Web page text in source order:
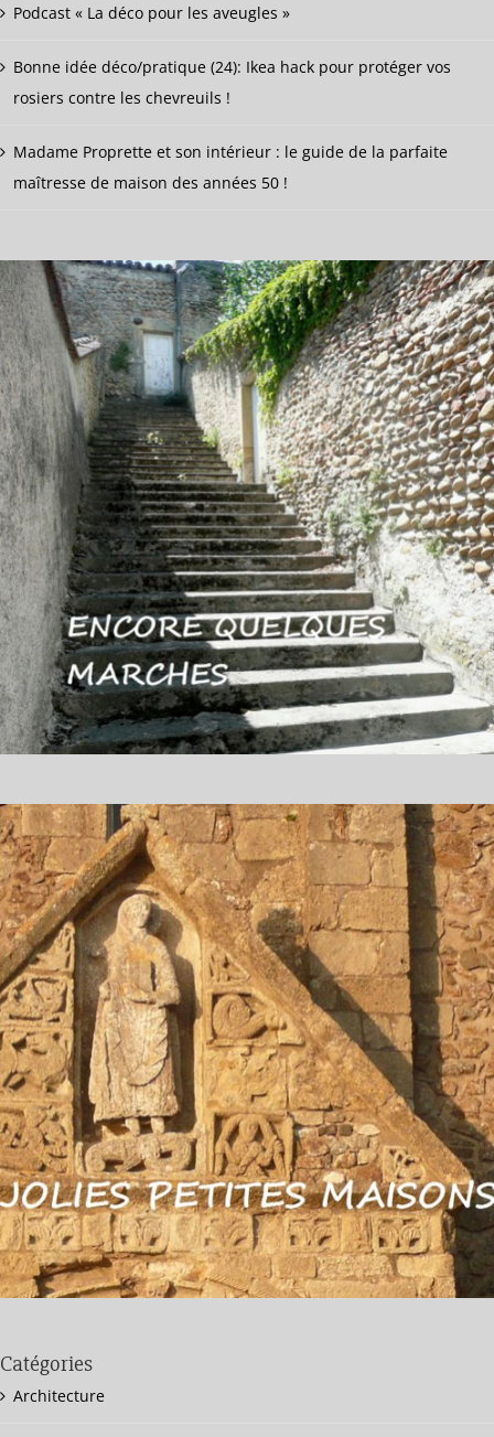
Podcast « La déco pour les aveugles »
Bonne idée déco/pratique (24): Ikea hack pour protéger vos
rosiers contre les chevreuils !
Madame Proprette et son intérieur : le guide de la parfaite
maîtresse de maison des années 50 !
Catégories
Architecture